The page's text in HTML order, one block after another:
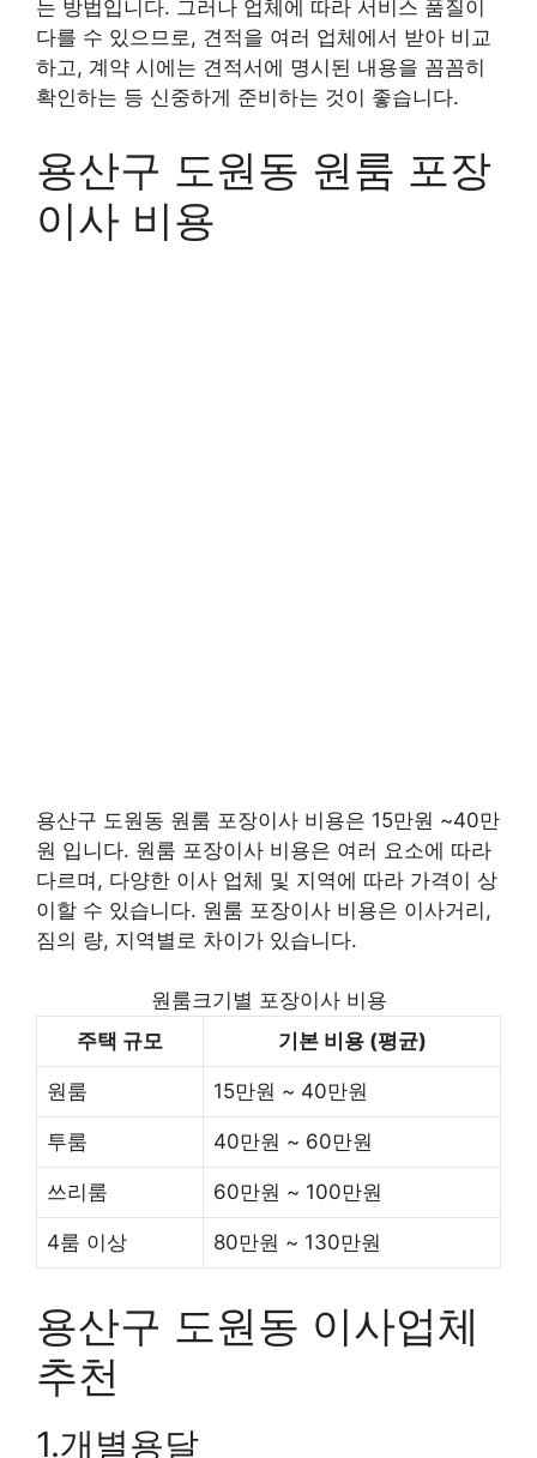
는 방법입니다. 그러나 업체에 따라 서비스 품질이
다를 수 있으므로, 견적을 여러 업체에서 받아 비교
하고, 계약 시에는 견적서에 명시된 내용을 꼼꼼히
확인하는 등 신중하게 준비하는 것이 좋습니다.
용산구 도원동 원룸 포장
이사 비용
용산구 도원동 원룸 포장이사 비용은 15만원 ~40만
원 입니다. 원룸 포장이사 비용은 여러 요소에 따라
다르며, 다양한 이사 업체 및 지역에 따라 가격이 상
이할 수 있습니다. 원룸 포장이사 비용은 이사거리,
짐의 량, 지역별로 차이가 있습니다.
원룸크기별 포장이사 비용
주택 규모
기본 비용 (평균)
원룸 15만원 ~ 40만원
투룸 40만원 ~ 60만원
쓰리룸 60만원 ~ 100만원
4룸 이상 80만원 ~ 130만원
용산구 도원동 이사업체
추천
1.개별용달